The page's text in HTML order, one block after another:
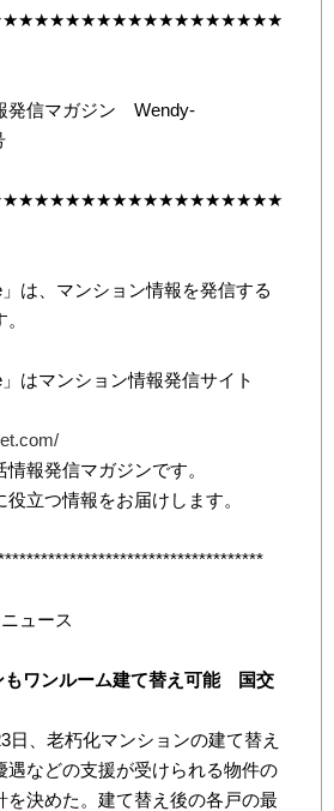
発信マガジン Wendy-
」は、マンション情報を発信する
」はマンション情報発信サイト
報発信マガジンです。
立つ情報をお届けします。
ュース
もワンルーム建て替え可能 国交
日、老朽化マンションの建て替え
遇などの支援が受けられる物件の
を決めた。建て替え後の各戸の最